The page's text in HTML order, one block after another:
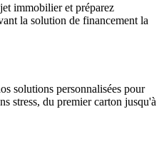
immobilier et préparez
la solution de financement la
solutions personnalisées pour
stress, du premier carton jusqu'à